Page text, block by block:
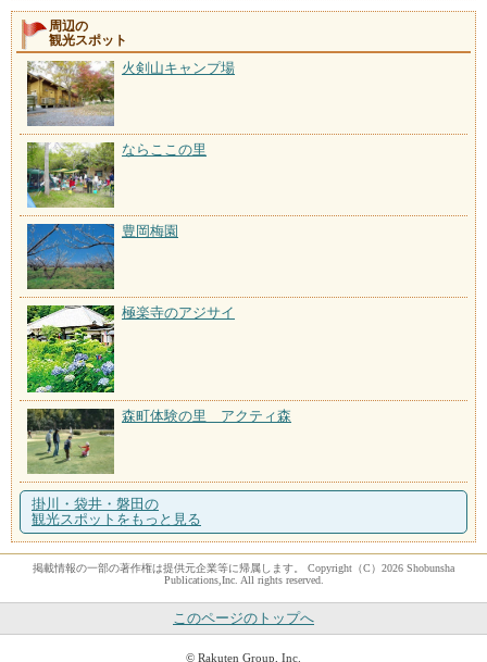
周辺の
観光スポット
火剣山キャンプ場
ならここの里
豊岡梅園
極楽寺のアジサイ
森町体験の里 アクティ森
掛川・袋井・磐田の
観光スポットをもっと見る
掲載情報の一部の著作権は提供元企業等に帰属します。 Copyright（C）2026 Shobunsha
Publications,Inc. All rights reserved.
このページのトップへ
© Rakuten Group, Inc.